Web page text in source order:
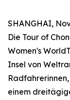
SHANGHAI,
Die Tour of
Women's
Insel von
einem